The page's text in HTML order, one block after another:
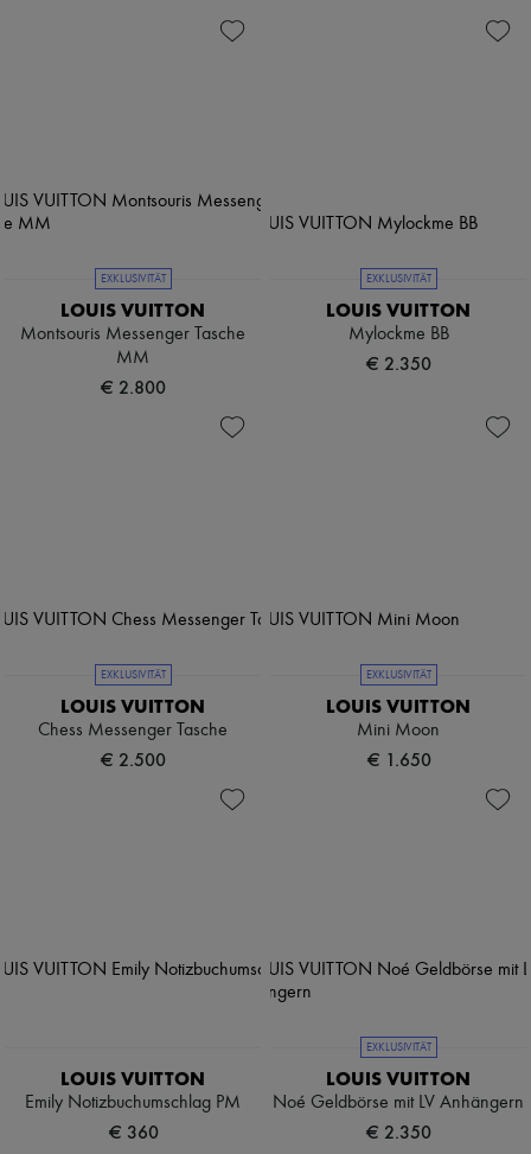
EXKLUSIVITÄT
LOUIS VUITTON
Montsouris Messenger Tasche
MM
€ 2.800
EXKLUSIVITÄT
LOUIS VUITTON
Mylockme BB
€ 2.350
EXKLUSIVITÄT
LOUIS VUITTON
Chess Messenger Tasche
€ 2.500
EXKLUSIVITÄT
LOUIS VUITTON
Mini Moon
€ 1.650
LOUIS VUITTON
Emily Notizbuchumschlag PM
€ 360
EXKLUSIVITÄT
LOUIS VUITTON
Noé Geldbörse mit LV Anhängern
€ 2.350